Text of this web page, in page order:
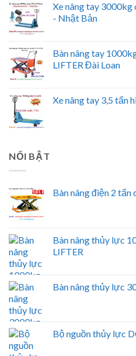
Xe nâng tay
- Nhật Bản
Bàn nâng tay
LIFTER Đài Loan
Xe nâng tay 3,5 tấn
NỔI BẬT
Bàn nâng điện 2
Bàn nâng thủy lực
LIFTER
Bàn nâng thủy lực
Bộ nguồn thủy lực